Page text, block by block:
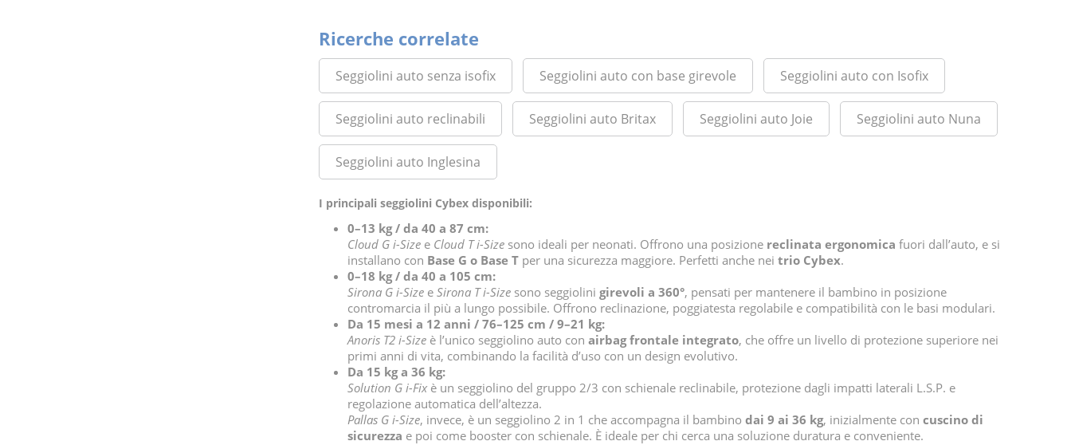
Ricerche correlate
Seggiolini auto senza isofix Seggiolini auto con base girevole Seggiolini auto con Isofix
Seggiolini auto reclinabili Seggiolini auto Britax Seggiolini auto Joie Seggiolini auto Nuna
Seggiolini auto Inglesina
I principali seggiolini Cybex disponibili:
0–13 kg / da 40 a 87 cm:
Cloud G i-Sizee Cloud T i-Sizesono ideali per neonati. Offrono una posizione reclinata ergonomica fuori dall’auto, e si
installano con Base G o Base Tper una sicurezza maggiore. Perfetti anche nei trio Cybex.
0–18 kg / da 40 a 105 cm:
Sirona G i-Sizee Sirona T i-Sizesono seggiolini girevoli a 360°, pensati per mantenere il bambino in posizione
contromarcia il più a lungo possibile. Offrono reclinazione, poggiatesta regolabile e compatibilità con le basi modulari.
Da 15 mesi a 12 anni / 76–125 cm / 9–21 kg:
Anoris T2 i-Sizeè l’unico seggiolino auto con airbag frontale integrato, che offre un livello di protezione superiore nei
primi anni di vita, combinando la facilità d’uso con un design evolutivo.
Da 15 kg a 36 kg:
Solution G i-Fixè un seggiolino del gruppo 2/3 con schienale reclinabile, protezione dagli impatti laterali L.S.P. e
regolazione automatica dell’altezza.
Pallas G i-Size, invece, è un seggiolino 2 in 1 che accompagna il bambino dai 9 ai 36 kg, inizialmente con cuscino di
sicurezza e poi come booster con schienale. È ideale per chi cerca una soluzione duratura e conveniente.